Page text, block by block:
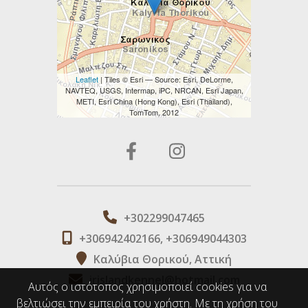
Leaflet| Tiles © Esri — Source: Esri, DeLorme,
NAVTEQ, USGS, Intermap, iPC, NRCAN, Esri Japan,
METI, Esri China (Hong Kong), Esri (Thailand),
TomTom, 2012
+302299047465
+306942402166, +306949044303
Καλύβια Θορικού, Αττική
irislandkennel@hotmail.com
Αυτός ο ιστότοπος χρησιμοποιεί cookies για να
βελτιώσει την εμπειρία του χρήστη. Με τη χρήση του